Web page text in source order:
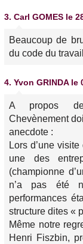
3. Carl GOMES le
Beaucoup de
du code du
4. Yvon GRINDA le
A propos de
Chevènement
anecdote :
Lors d’une
une des
(championne
n’a pas été
performances
structure dites «
Même notre
Henri Fiszbin,